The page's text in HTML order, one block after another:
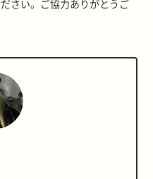
さい。ご協力ありがとうご